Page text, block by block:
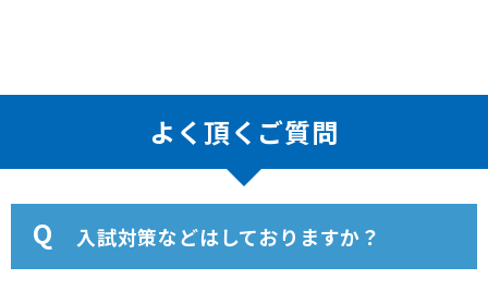
よく頂くご質問
入試対策などはしておりますか？